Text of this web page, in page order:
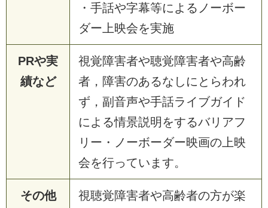
・手話や字幕等によるノーボー
ダー上映会を実施
PRや実
績など
視覚障害者や聴覚障害者や高齢
者，障害のあるなしにとらわれ
ず，副音声や手話ライブガイド
による情景説明をするバリアフ
リー・ノーボーダー映画の上映
会を行っています。
その他
視聴覚障害者や高齢者の方が楽